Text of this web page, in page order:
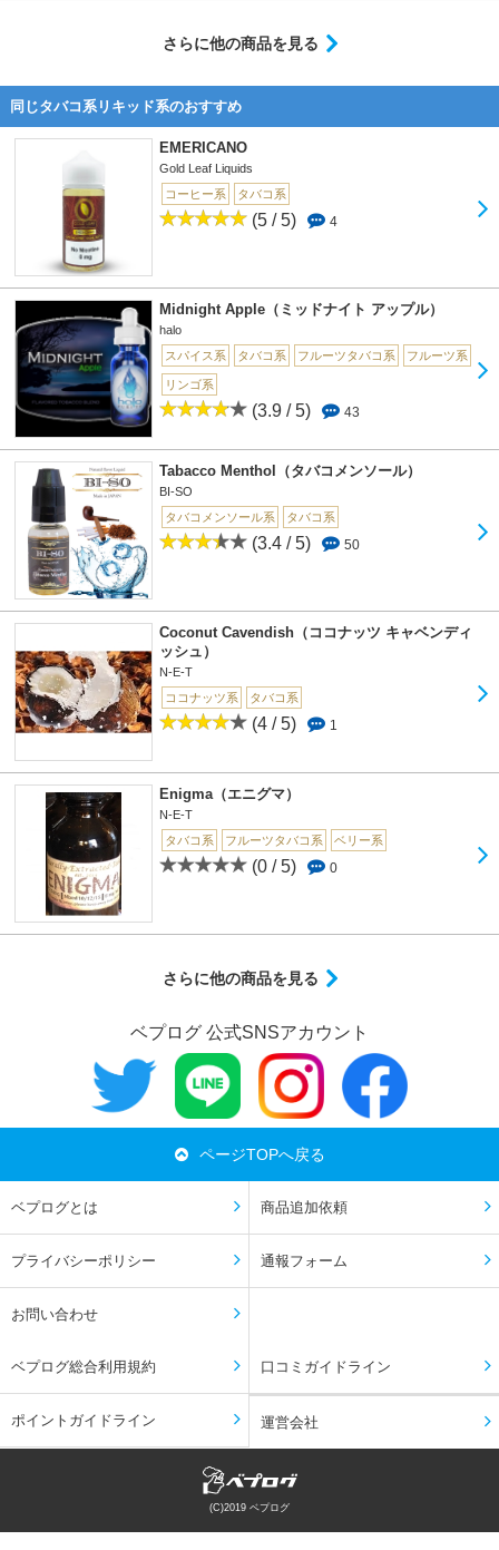
さらに他の商品を見る
同じタバコ系リキッド系のおすすめ
EMERICANO
Gold Leaf Liquids
コーヒー系
タバコ系
(5 / 5) 4
Midnight Apple（ミッドナイト アップル）
halo
スパイス系
タバコ系 フルーツタバコ系 フルーツ系
リンゴ系
(3.9 / 5) 43
Tabacco Menthol（タバコメンソール）
BI-SO
タバコメンソール系
タバコ系
(3.4 / 5) 50
Coconut Cavendish（ココナッツ キャベンディ
ッシュ）
N-E-T
ココナッツ系
タバコ系
(4 / 5) 1
Enigma（エニグマ）
N-E-T
タバコ系
フルーツタバコ系 ベリー系
(0 / 5) 0
さらに他の商品を見る
ベプログ 公式SNSアカウント
ページTOPへ戻る
ベプログとは 商品追加依頼
プライバシーポリシー 通報フォーム
お問い合わせ
ベプログ総合利用規約 口コミガイドライン
ポイントガイドライン 運営会社
(C)2019 ベプログ